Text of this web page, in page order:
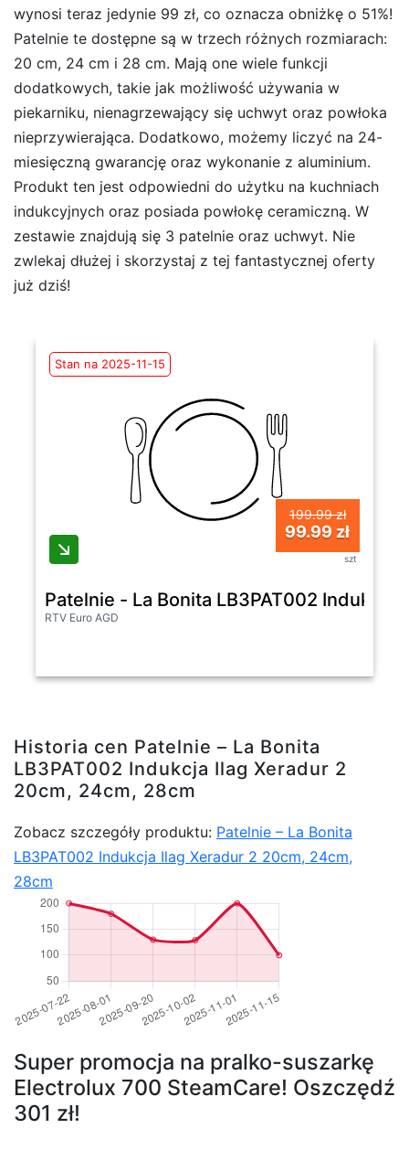
wynosi teraz jedynie 99 zł, co oznacza obniżkę o 51%!
Patelnie te dostępne są w trzech różnych rozmiarach:
20 cm, 24 cm i 28 cm. Mają one wiele funkcji
dodatkowych, takie jak możliwość używania w
piekarniku, nienagrzewający się uchwyt oraz powłoka
nieprzywierająca. Dodatkowo, możemy liczyć na 24-
miesięczną gwarancję oraz wykonanie z aluminium.
Produkt ten jest odpowiedni do użytku na kuchniach
indukcyjnych oraz posiada powłokę ceramiczną. W
zestawie znajdują się 3 patelnie oraz uchwyt. Nie
zwlekaj dłużej i skorzystaj z tej fantastycznej oferty
już dziś!
Stan na 2025-11-15
199.99 zł
99.99 zł
szt
Patelnie - La Bonita LB3PAT002
RTV Euro AGD
Historia cen Patelnie – La Bonita
LB3PAT002 Indukcja Ilag Xeradur 2
20cm, 24cm, 28cm
Zobacz szczegóły produktu: Patelnie – La Bonita
LB3PAT002 Indukcja Ilag Xeradur 2 20cm, 24cm,
28cm
Super promocja na pralko-suszarkę
Electrolux 700 SteamCare! Oszczędź
301 zł!